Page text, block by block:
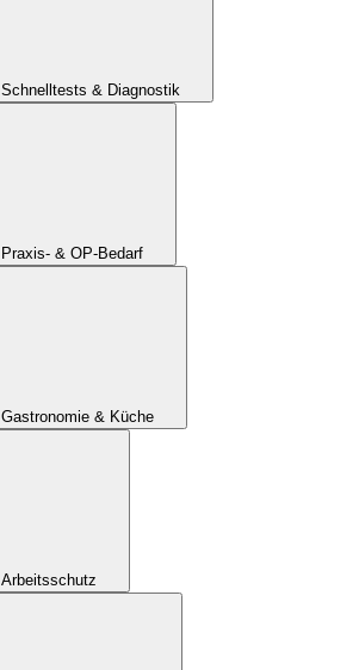
Schnelltests & Diagnostik
Praxis- & OP-Bedarf
Gastronomie & Küche
Arbeitsschutz